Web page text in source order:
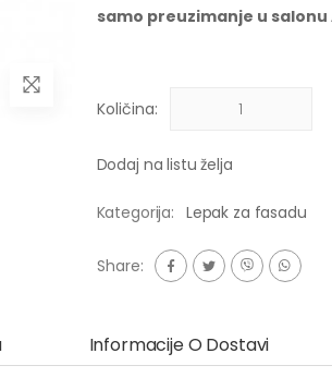
samo preuzimanje u salonu
Količina:
Dodaj na listu želja
Kategorija: Lepak za fasadu
Share:
Informacije O Dostavi